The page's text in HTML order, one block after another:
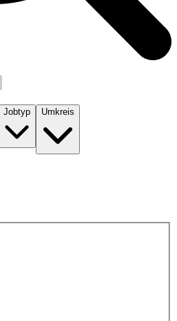
Jobtyp Umkreis